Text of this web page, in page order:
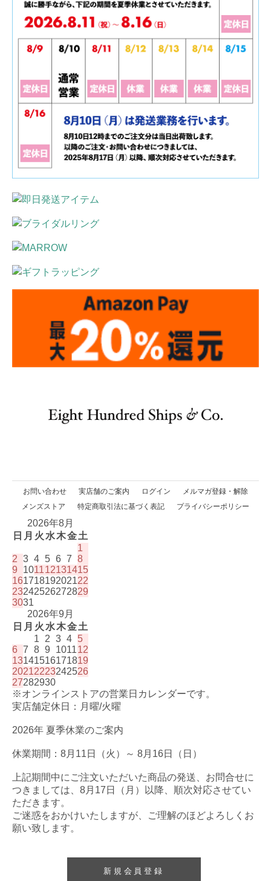
お問い合わせ 実店舗のご案内 ログイン
メルマガ登録・解除
メンズストア
特定商取引法に基づく表記 プライバシーポリシー
2026年8月
日 月 火 水木金土
1
2 3 4 5 6 7 8
9
101112131415
16171819202122
23242526272829
3031
2026年9月
日 月 火 水木金土
1
2 3 4 5
6 7 8 9 101112
13141516171819
20212223242526
27282930
※オンラインストアの営業日カレンダーです。
実店舗定休日：月曜/火曜
2026年 夏季休業のご案内
休業期間：8月11日（火）～ 8月16日（日）
上記期間中にご注文いただいた商品の発送、お問合せに
つきましては、8月17日（月）以降、順次対応させてい
ただきます。
ご迷惑をおかけいたしますが、ご理解のほどよろしくお
願い致します。
新規会員登録